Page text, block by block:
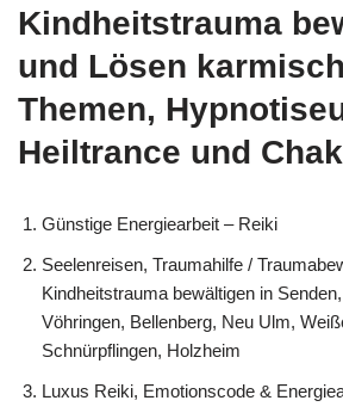
Kindheitstrauma
und Lösen
Themen,
Heiltrance und
Günstige Energiearbeit – Reiki
Seelenreisen, Traumahilfe /
Kindheitstrauma bewältigen in
Vöhringen, Bellenberg, Neu Ulm,
Schnürpflingen, Holzheim
Luxus Reiki, Emotionscode &